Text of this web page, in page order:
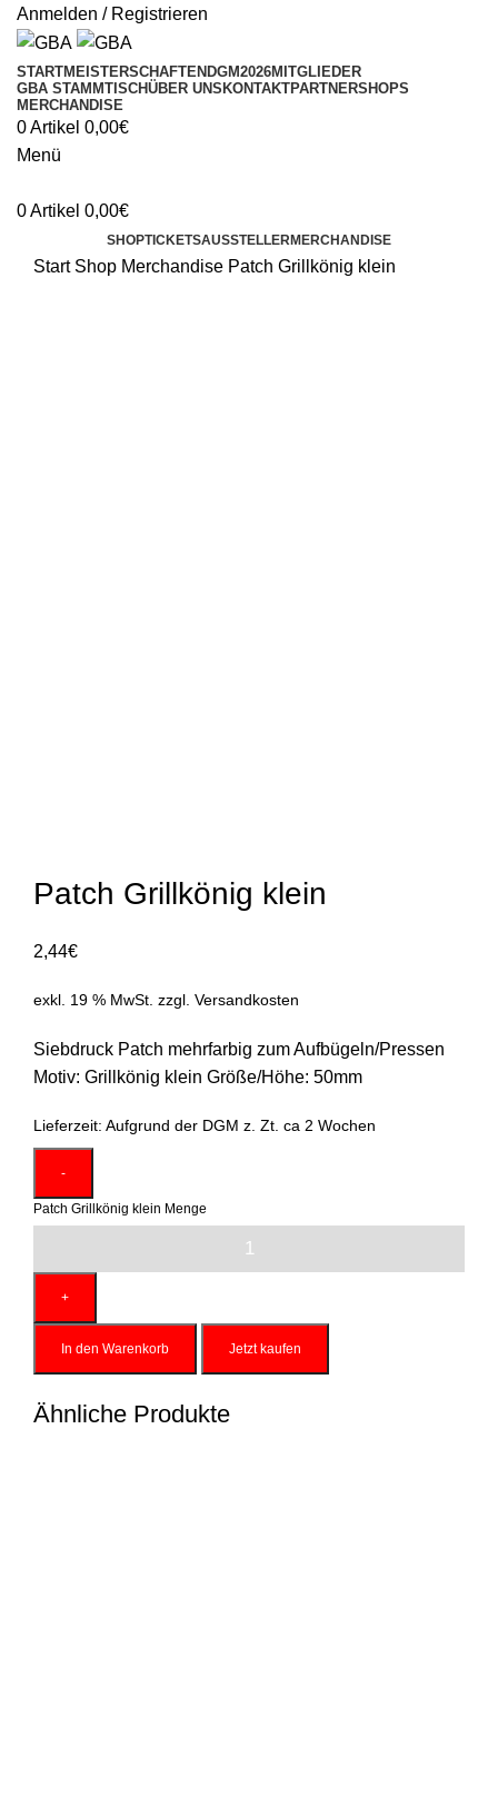
Anmelden / Registrieren
STARTMEISTERSCHAFTEN DGM2026MITGLIEDER
GBA STAMMTISCHÜBER UNS KONTAKTPARTNERSHOPS
MERCHANDISE
0Artikel 0,00€
Menü
0Artikel 0,00€
SHOPTICKETSAUSSTELLERMERCHANDISE
Start Shop Merchandise Patch Grillkönig klein
Patch Grillkönig klein
2,44€
exkl. 19 % MwSt. zzgl. Versandkosten
Siebdruck Patch mehrfarbig zum Aufbügeln/Pressen
Motiv: Grillkönig klein Größe/Höhe: 50mm
Lieferzeit: Aufgrund der DGM z. Zt. ca 2 Wochen
Patch Grillkönig klein Menge
In den Warenkorb Jetzt kaufen
Ähnliche Produkte